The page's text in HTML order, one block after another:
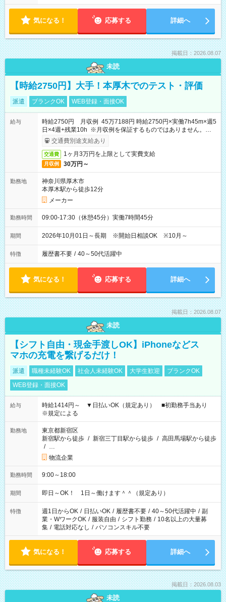
気になる！ 応募する 詳細へ
掲載日：2026.08.07
未読
【時給2750円】大手！本厚木でのテスト・評価
派遣 ブランクOK WEB登録・面接OK
給与
時給2750円 月収例 45万7188円 時給2750円×実働7h45m×週5
日×4週+残業10h ※月収例を保証するものではありません。※給
与即受取りサービス利用可（利用条件有）
交通費別途支給あり
交通費 1ヶ月3万円を上限として実費支給
月収例 30万円～
勤務地
神奈川県厚木市
本厚木駅から徒歩12分
メーカー
勤務時間 09:00-17:30（休憩45分）実働7時間45分
期間 2026年10月01日～長期 ※開始日相談OK ※10月～
特徴 履歴書不要 / 40～50代活躍中
気になる！ 応募する 詳細へ
掲載日：2026.08.07
未読
【シフト自由・現金手渡しOK】iPhoneなどス
マホの充電を繋げるだけ！
派遣 職種未経験OK 社会人未経験OK 大学生歓迎
ブランクOK
WEB登録・面接OK
給与
時給1414円～ ▼日払いOK（規定あり） ■初勤務手当あり
※規定による
勤務地
東京都新宿区
新宿駅から徒歩 / 新宿三丁目駅から徒歩 / 高田馬場駅から徒歩
/ …
物流企業
勤務時間 9:00～18:00
期間 即日～OK！ 1日～働けます＾＾（規定あり）
特徴 週1日からOK / 日払いOK / 履歴書不要 / 40～50代活躍中 / 副
業・WワークOK / 服装自由 / シフト勤務 / 10名以上の大量募
集 / 電話対応なし / パソコンスキル不要
気になる！ 応募する 詳細へ
掲載日：2026.08.03
未読